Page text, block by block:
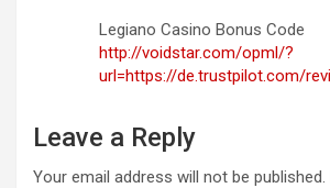
Legiano Casino Bonus Code
http://voidstar.com/opml/?
url=https://de.trustpilot.com/
Leave a Reply
Your email address will not be published.